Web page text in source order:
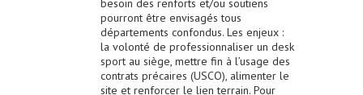
besoin des renforts et/ou soutiens
pourront être envisagés tous
départements confondus. Les enjeux :
la volonté de professionnaliser un desk
sport au siège, mettre fin à l’usage des
contrats précaires (USCO), alimenter le
site et renforcer le lien terrain. Pour